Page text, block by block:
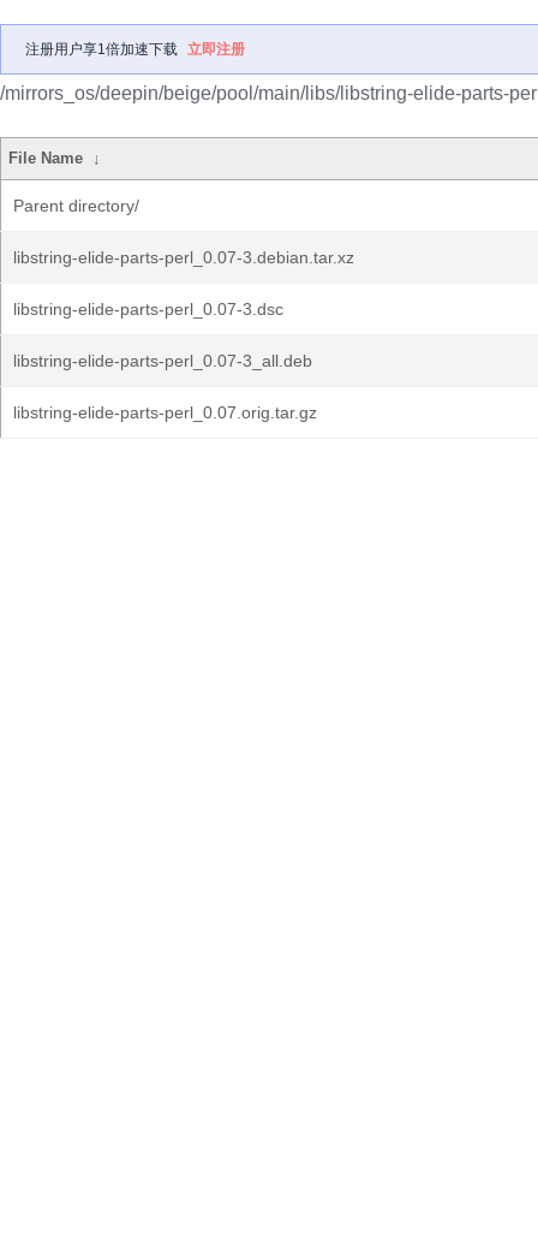
注册用户享1倍加速下载 立即注册
/mirrors_os/deepin/beige/pool/main/libs/libstring-elide-parts-
File Name ↓
Parent directory/
libstring-elide-parts-perl_0.07-3.debian.tar.xz
libstring-elide-parts-perl_0.07-3.dsc
libstring-elide-parts-perl_0.07-3_all.deb
libstring-elide-parts-perl_0.07.orig.tar.gz